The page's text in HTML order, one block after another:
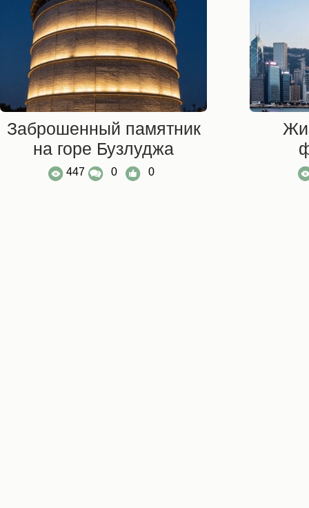
Заброшенный памятник
на горе Бузлуджа
447 0 0